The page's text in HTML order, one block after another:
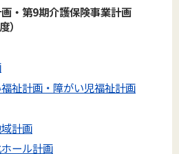
・第9期介護保険事業計画
）
祉計画・障がい児福祉計画
計画
ール計画